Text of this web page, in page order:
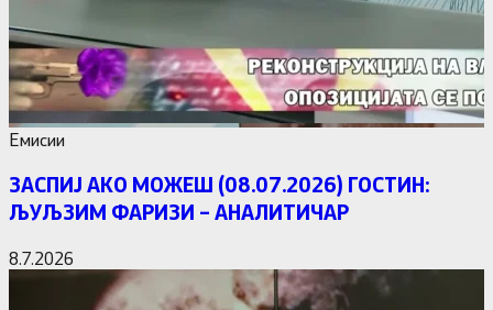
Емисии
ЗАСПИЈ АКО МОЖЕШ (08.07.2026) ГОСТИН:
ЉУЉЗИМ ФАРИЗИ – АНАЛИТИЧАР
8.7.2026